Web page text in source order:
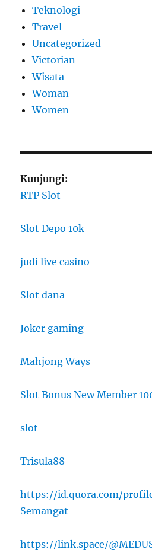
Teknologi
Travel
Uncategorized
Victorian
Wisata
Woman
Women
Kunjungi:
RTP Slot
Slot Depo 10k
judi live casino
Slot dana
Joker gaming
Mahjong Ways
Slot Bonus New Member
slot
Trisula88
https://id.quora.com/
Semangat
https://link.space/